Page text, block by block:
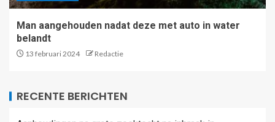
Man aangehouden nadat deze met auto in water
belandt
13 februari 2024 Redactie
RECENTE BERICHTEN